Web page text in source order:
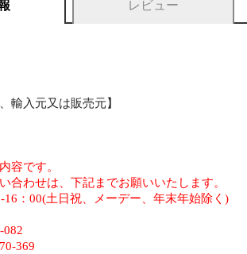
レビュー
輸入元又は販売元】
容です。
合わせは、下記までお願いいたします。
16：00(土日祝、メーデー、年末年始除く)
082
369